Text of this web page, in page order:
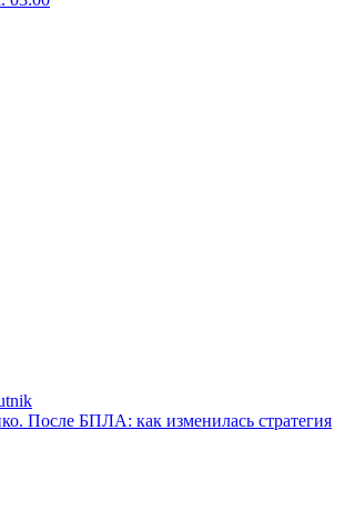
После БПЛА: как изменилась стратегия